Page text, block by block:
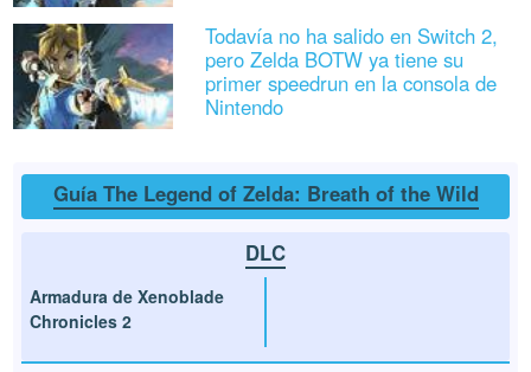
Todavía no ha salido en Switch 2,
pero Zelda BOTW ya tiene su
primer speedrun en la consola de
Nintendo
Guía The Legend of Zelda: Breath of the Wild
DLC
Armadura de Xenoblade
Chronicles 2